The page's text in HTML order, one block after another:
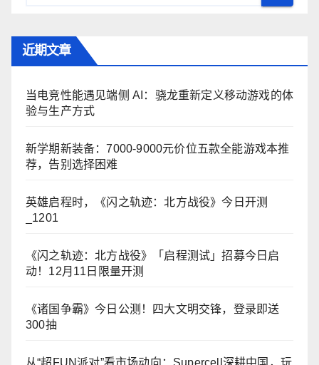
近期文章
当电竞性能遇见端侧 AI：骁龙重新定义移动游戏的体
验与生产方式
新学期新装备：7000-9000元价位五款全能游戏本推
荐，告别选择困难
英雄启程时，《闪之轨迹：北方战役》今日开测
_1201
《闪之轨迹：北方战役》「启程测试」招募今日启
动！12月11日限量开测
《诸国争霸》今日公测！四大文明交锋，登录即送
300抽
从“超FUN派对”看市场动向：Supercell深耕中国，玩